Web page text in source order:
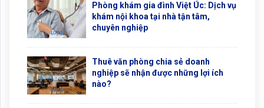
Phòng khám gia đình Việt Úc: Dịch vụ
khám nội khoa tại nhà tận tâm,
chuyên nghiệp
Thuê văn phòng chia sẻ doanh
nghiệp sẽ nhận được những lợi ích
nào?